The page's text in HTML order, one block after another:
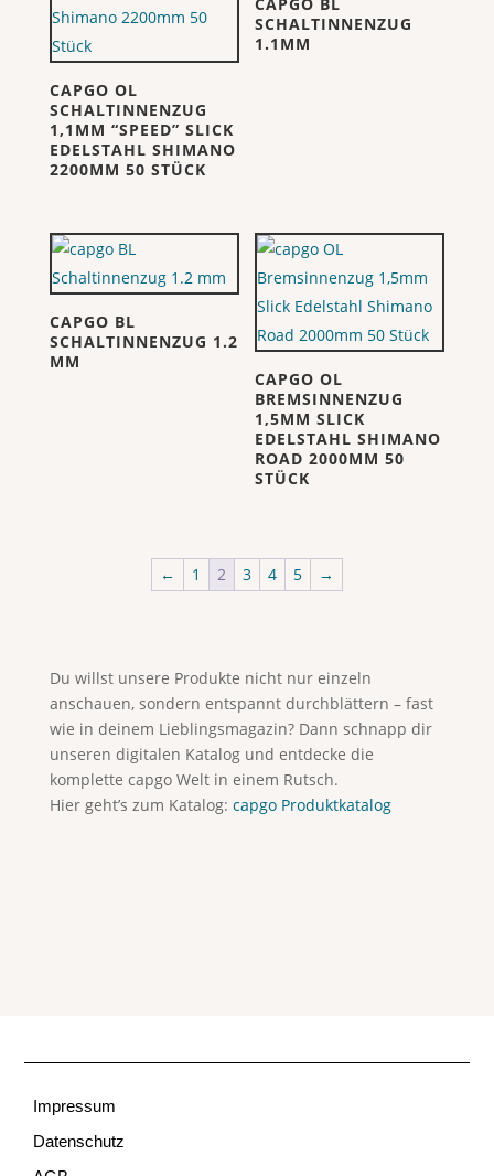
CAPGO OL
SCHALTINNENZUG
1,1MM “SPEED” SLICK
EDELSTAHL SHIMANO
2200MM 50 STÜCK
SCHALTINNENZUG
1.1MM
CAPGO BL
SCHALTINNENZUG 1.2
MM
CAPGO OL
BREMSINNENZUG
1,5MM SLICK
EDELSTAHL SHIMANO
ROAD 2000MM 50
STÜCK
← 1 2 3 4 5 →
Du willst unsere Produkte nicht nur einzeln
anschauen, sondern entspannt durchblättern – fast
wie in deinem Lieblingsmagazin? Dann schnapp dir
unseren digitalen Katalog und entdecke die
komplette capgo Welt in einem Rutsch.
Hier geht’s zum Katalog: capgo Produktkatalog
Impressum
Datenschutz